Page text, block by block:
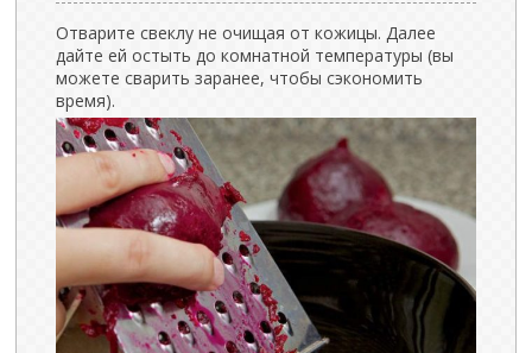
Отварите свеклу не очищая от кожицы. Далее
дайте ей остыть до комнатной температуры (вы
можете сварить заранее, чтобы сэкономить
время).